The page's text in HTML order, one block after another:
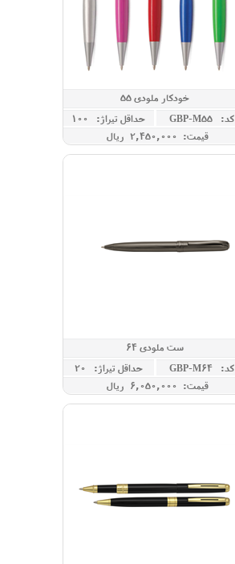
خودکار ملودی 55
کد: GBP-M55
حداقل تيراژ: 100
قیمت: 2,450,000 ريال
ست ملودی 64
کد: GBP-M64
حداقل تيراژ: 20
قیمت: 6,050,000 ريال